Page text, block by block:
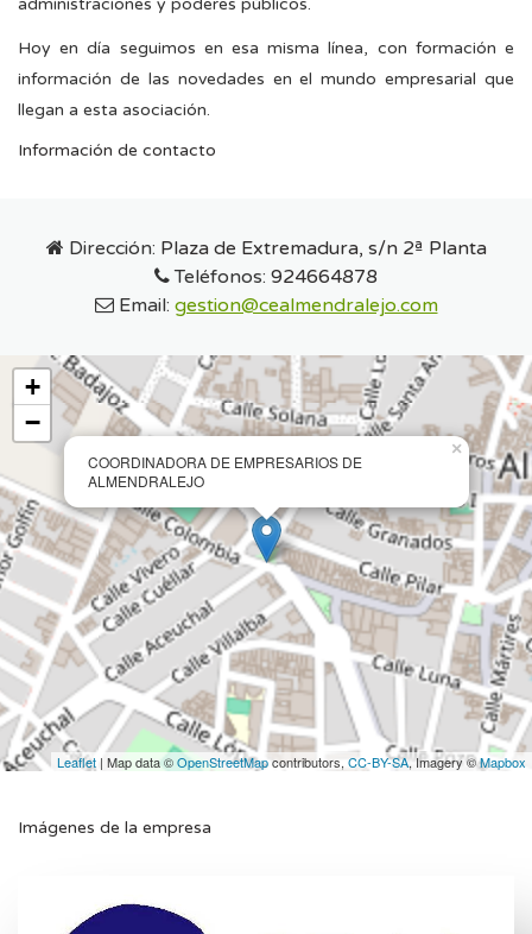
administraciones y poderes públicos.
Hoy en día seguimos en esa misma línea, con formación e
información de las novedades en el mundo empresarial que
llegan a esta asociación.
Información de contacto
Dirección: Plaza de Extremadura, s/n 2ª Planta
Teléfonos: 924664878
Email: gestion@cealmendralejo.com
COORDINADORA DE EMPRESARIOS DE
ALMENDRALEJO
×
+
−
Leaflet | Map data ©OpenStreetMapcontributors, CC-BY-SA, Imagery ©Mapbox
Imágenes de la empresa